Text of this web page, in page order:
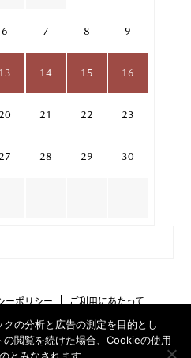
6 7 8 9
13 14 15 16
21 22 23
28 29 30
ーポリシー ご利用にあたって
の分析と広告の測定を目的とし
閲覧を続けた場合、Cookieの使用